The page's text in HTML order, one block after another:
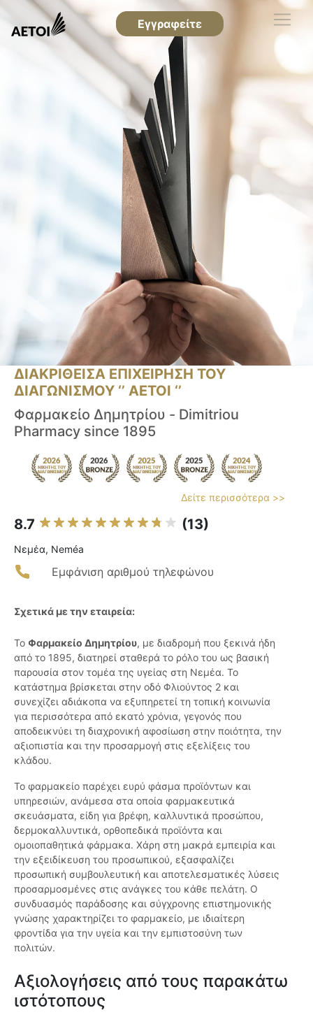
Εγγραφείτε
ΔΙΑΚΡΙΘΕΙΣΑ ΕΠΙΧΕΙΡΗΣΗ ΤΟΥ
ΔΙΑΓΩΝΙΣΜΟΥ ‘’ ΑΕΤΟΙ ‘’
Φαρμακείο Δημητρίου - Dimitriou
Pharmacy since 1895
Δείτε περισσότερα >>
8.7 (13)
Νεμέα, Neméa
Εμφάνιση αριθμού τηλεφώνου
Σχετικά με την εταιρεία:
Το Φαρμακείο Δημητρίου, με διαδρομή που ξεκινά ήδη
από το 1895, διατηρεί σταθερά το ρόλο του ως βασική
παρουσία στον τομέα της υγείας στη Νεμέα. Το
κατάστημα βρίσκεται στην οδό Φλιούντος 2 και
συνεχίζει αδιάκοπα να εξυπηρετεί τη τοπική κοινωνία
για περισσότερα από εκατό χρόνια, γεγονός που
αποδεικνύει τη διαχρονική αφοσίωση στην ποιότητα, την
αξιοπιστία και την προσαρμογή στις εξελίξεις του
κλάδου.
Το φαρμακείο παρέχει ευρύ φάσμα προϊόντων και
υπηρεσιών, ανάμεσα στα οποία φαρμακευτικά
σκευάσματα, είδη για βρέφη, καλλυντικά προσώπου,
δερμοκαλλυντικά, ορθοπεδικά προϊόντα και
ομοιοπαθητικά φάρμακα. Χάρη στη μακρά εμπειρία και
την εξειδίκευση του προσωπικού, εξασφαλίζει
προσωπική συμβουλευτική και αποτελεσματικές λύσεις
προσαρμοσμένες στις ανάγκες του κάθε πελάτη. Ο
συνδυασμός παράδοσης και σύγχρονης επιστημονικής
γνώσης χαρακτηρίζει το φαρμακείο, με ιδιαίτερη
φροντίδα για την υγεία και την εμπιστοσύνη των
πολιτών.
Αξιολογήσεις από τους παρακάτω
ιστότοπους